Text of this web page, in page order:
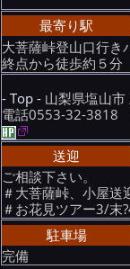
最寄り駅
大菩薩峠登山口行き
終点から徒歩約５分
- Top - 山梨県塩山市
電話0553-32-3818
送迎
ご相談下さい。
＃大菩薩峠、小屋
＃お花見ツアー3/
駐車場
完備